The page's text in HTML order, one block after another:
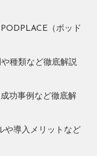
（ポッド
種類など徹底解説
功事例など徹底解
や導入メリットなど